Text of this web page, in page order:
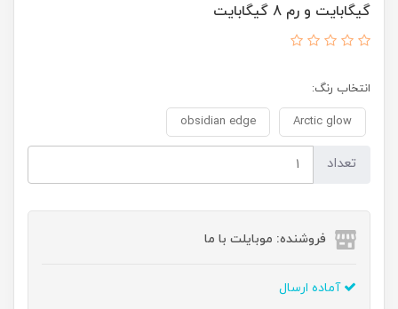
گیگابایت و رم 8 گیگابایت
انتخاب رنگ:
Arctic glow
obsidian edge
تعداد
فروشنده: موبایلت با ما
آماده ارسال